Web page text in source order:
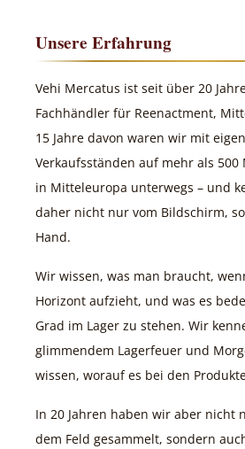
Unsere Erfahrung
Vehi Mercatus ist seit über 20
Fachhändler für Reenactment,
15 Jahre davon waren wir mit
Verkaufsständen auf mehr als
in Mitteleuropa unterwegs – und
daher nicht nur vom Bildschirm,
Hand.
Wir wissen, was man braucht,
Horizont aufzieht, und was es
Grad im Lager zu stehen. Wir
glimmendem Lagerfeuer und
wissen, worauf es bei den
In 20 Jahren haben wir aber nicht
dem Feld gesammelt, sondern